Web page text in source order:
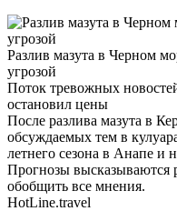
Разлив мазута в Черном
угрозой
Поток тревожных
остановил цены
После разлива мазута в
обсуждаемых тем в
летнего сезона в Анапе и
Прогнозы высказываются
обобщить все мнения.
HotLine.travel